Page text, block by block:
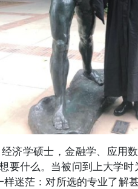
济学硕士，金融学、应用
要什么。当被问到上大学时
迷茫：对所选的专业了解